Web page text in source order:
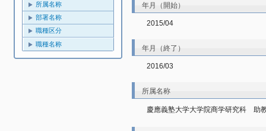
所属名称
部署名称
職種区分
職種名称
年月（開始）
2015/04
年月（終了）
2016/03
所属名称
慶應義塾大学大学院商学研究科　助